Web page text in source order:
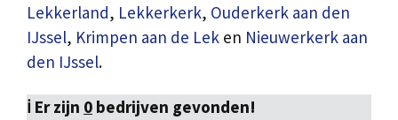
Lekkerland, Lekkerkerk, Ouderkerk aan den
IJssel, Krimpen aan de Lek en Nieuwerkerk aan
den IJssel.
ℹ️ Er zijn 0 bedrijven gevonden!